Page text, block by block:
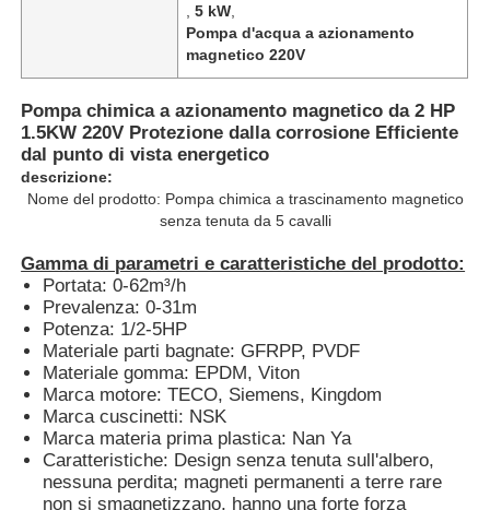
Casa
Prodotti
Video
,5 kW
Pompa d'acqua a azionamento
magnetico 220V
Pompa chimica a azionamento magnetico da 2 HP
1.5KW 220V Protezione dalla corrosione Efficiente
dal punto di vista energetico
descrizione:
Nome del prodotto: Pompa chimica a trascinamento magnetico
senza tenuta da 5 cavalli
Gamma di parametri e caratteristiche del prodotto:
Portata: 0-62m³/h
Prevalenza: 0-31m
Potenza: 1/2-5HP
Materiale parti bagnate: GFRPP, PVDF
Materiale gomma: EPDM, Viton
Marca motore: TECO, Siemens, Kingdom
Marca cuscinetti: NSK
Marca materia prima plastica: Nan Ya
Caratteristiche: Design senza tenuta sull'albero,
nessuna perdita; magneti permanenti a terre rare
non si smagnetizzano, hanno una forte forza